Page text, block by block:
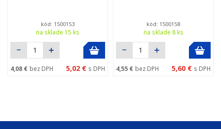
kód: 1500153
na sklade 15 ks
4,08 € bez DPH 5,02 € s DPH
kód: 1500158
na sklade 8 ks
4,55 € bez DPH 5,60 € s DPH